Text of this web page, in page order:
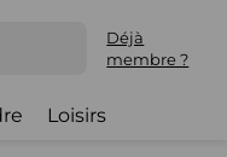
Déjà
membre ?
Loisirs